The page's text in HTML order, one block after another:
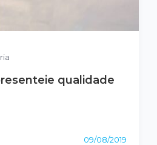
qualidade
09/08/2019